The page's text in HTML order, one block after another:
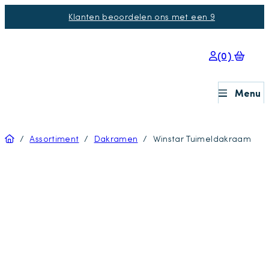
Klanten beoordelen ons met een 9
(0)
Menu
Home
/Assortiment / Dakramen / Winstar Tuimeldakraam